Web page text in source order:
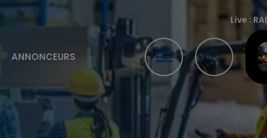
ANNONCEURS
Live :